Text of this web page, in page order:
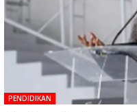
PENDIDIKAN